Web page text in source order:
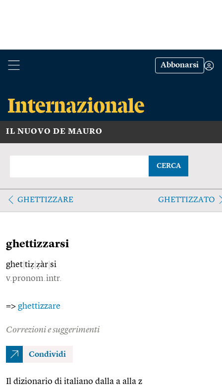
Abbonarsi
IL NUOVO DE MAURO
CERCA
GHETTIZZARE GHETTIZZATO
ghettizzarsi
ghet tiẓ ẓàr si
v.pronom.intr.
=> ghettizzare
Correzioni e suggerimenti
Condividi
Il dizionario di italiano dalla a alla z